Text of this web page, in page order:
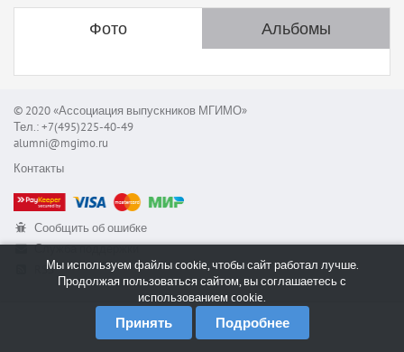
Фото Альбомы
© 2020 «Ассоциация выпускников МГИМО»
Тел.: +7(495)225-40-49
alumni@mgimo.ru
Контакты
Сообщить об ошибке
Служба поддержки
RSSМы используем файлы cookie, чтобы сайт работал лучше.
Продолжая пользоваться сайтом, вы соглашаетесь с
использованием cookie.
Принять Подробнее